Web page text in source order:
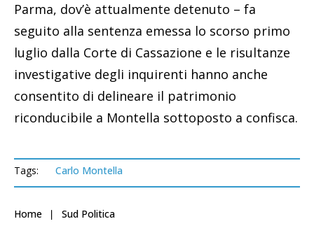
Parma, dov’è attualmente detenuto – fa
seguito alla sentenza emessa lo scorso primo
luglio dalla Corte di Cassazione e le risultanze
investigative degli inquirenti hanno anche
consentito di delineare il patrimonio
riconducibile a Montella sottoposto a confisca.
Tags: Carlo Montella
Home Sud Politica